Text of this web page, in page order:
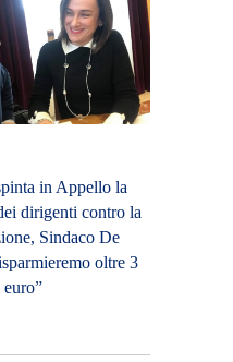
in Appello la
dirigenti contro la
Sindaco De
oltre 3